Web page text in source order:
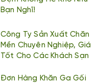
Bạn Nghĩ!
Công Ty Sản Xuất Chăn
Mền Chuyên Nghiệp, Giá
Tốt Cho Các Khách Sạn
Đơn Hàng Khăn Ga Gối